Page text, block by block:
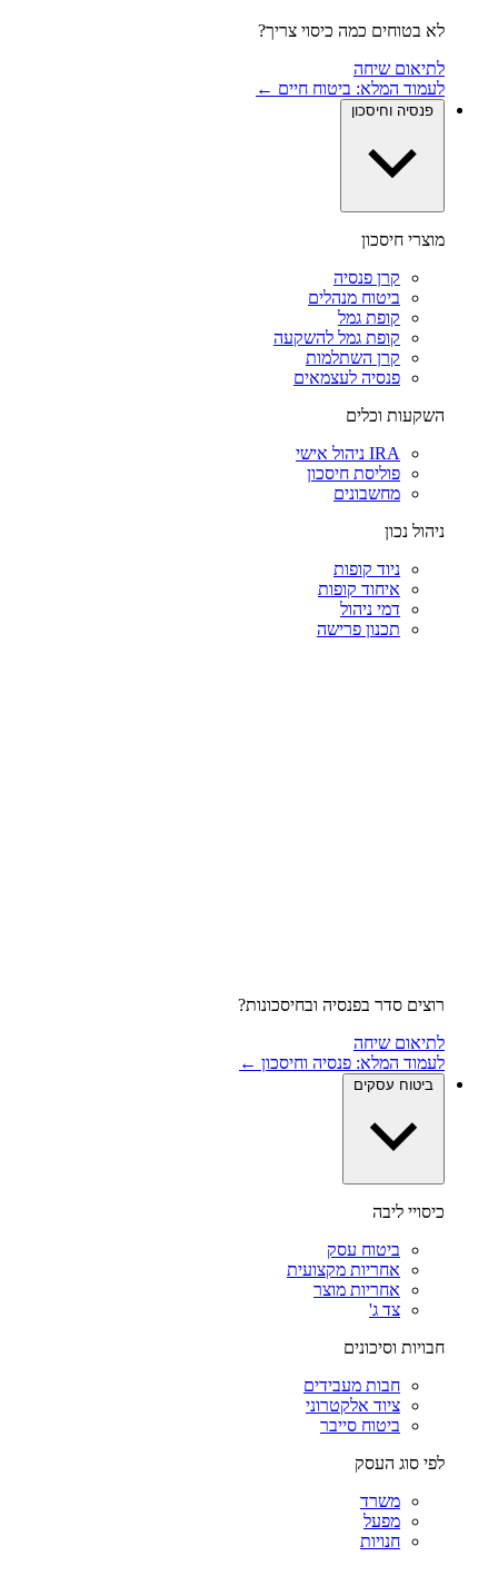
לא בטוחים כמה כיסוי צריך?
לתיאום שיחה
לעמוד המלא: ביטוח חיים ←
פנסיה וחיסכון
מוצרי חיסכון
קרן פנסיה
ביטוח מנהלים
קופת גמל
קופת גמל להשקעה
קרן השתלמות
פנסיה לעצמאים
השקעות וכלים
IRA ניהול אישי
פוליסת חיסכון
מחשבונים
ניהול נכון
ניוד קופות
איחוד קופות
דמי ניהול
תכנון פרישה
רוצים סדר בפנסיה ובחיסכונות?
לתיאום שיחה
לעמוד המלא: פנסיה וחיסכון ←
ביטוח עסקים
כיסויי ליבה
ביטוח עסק
אחריות מקצועית
אחריות מוצר
צד ג'
חבויות וסיכונים
חבות מעבידים
ציוד אלקטרוני
ביטוח סייבר
לפי סוג העסק
משרד
מפעל
חנויות